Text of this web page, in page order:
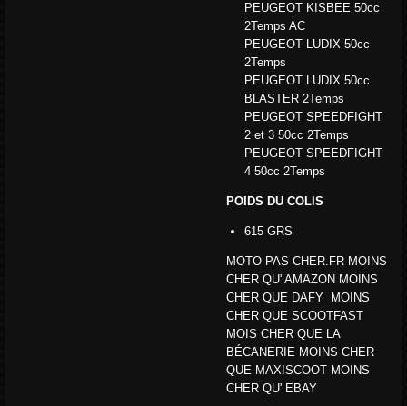
PEUGEOT KISBEE 50cc
2Temps AC
PEUGEOT LUDIX 50cc
2Temps
PEUGEOT LUDIX 50cc
BLASTER 2Temps
PEUGEOT SPEEDFIGHT
2 et 3 50cc 2Temps
PEUGEOT SPEEDFIGHT
4 50cc 2Temps
POIDS DU COLIS
615 GRS
MOTO PAS CHER.FR MOINS
CHER QU' AMAZON MOINS
CHER QUE DAFY MOINS
CHER QUE SCOOTFAST
MOIS CHER QUE LA
BÉCANERIE MOINS CHER
QUE MAXISCOOT MOINS
CHER QU' EBAY